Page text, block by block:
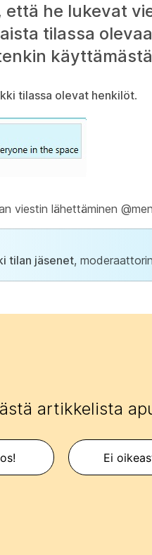
he lukevat
tilassa
tilassa olevat henkilöt.
viestin lähettäminen
tilan jäsenet,
artikkelista
Ei